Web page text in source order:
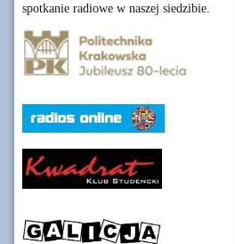
spotkanie radiowe w naszej siedzibie.